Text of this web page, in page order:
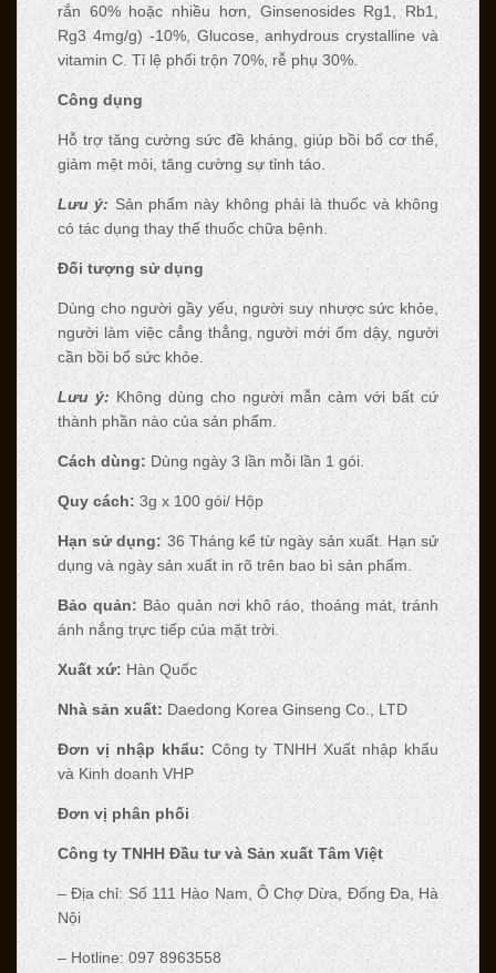
rắn 60% hoặc nhiều hơn, Ginsenosides Rg1, Rb1,
Rg3 4mg/g) -10%, Glucose, anhydrous crystalline và
vitamin C. Tỉ lệ phối trộn 70%, rễ phụ 30%.
Công dụng
Hỗ trợ tăng cường sức đề kháng, giúp bồi bổ cơ thể,
giảm mệt mỏi, tăng cường sự tỉnh táo.
Lưu ý: Sản phẩm này không phải là thuốc và không
có tác dụng thay thế thuốc chữa bệnh.
Đối tượng sử dụng
Dùng cho người gầy yếu, người suy nhược sức khỏe,
người làm việc cẳng thẳng, người mới ốm dậy, người
cần bồi bổ sức khỏe.
Lưu ý: Không dùng cho người mẫn cảm với bất cứ
thành phần nào của sản phẩm.
Cách dùng: Dùng ngày 3 lần mỗi lần 1 gói.
Quy cách: 3g x 100 gói/ Hộp
Hạn sử dụng: 36 Tháng kể từ ngày sản xuất. Hạn sử
dụng và ngày sản xuất in rõ trên bao bì sản phẩm.
Bảo quản: Bảo quản nơi khô ráo, thoáng mát, tránh
ánh nắng trực tiếp của mặt trời.
Xuất xứ: Hàn Quốc
Nhà sản xuất: Daedong Korea Ginseng Co., LTD
Đơn vị nhập khẩu: Công ty TNHH Xuất nhập khẩu
và Kinh doanh VHP
Đơn vị phân phối
Công ty TNHH Đầu tư và Sản xuất Tâm Việt
– Địa chỉ: Số 111 Hào Nam, Ô Chợ Dừa, Đống Đa, Hà
Nội
– Hotline: 097 8963558